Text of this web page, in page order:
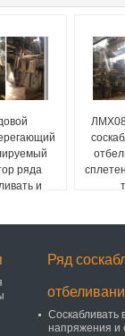
ряда
и
Ряд
Соскабливать
напряжения и